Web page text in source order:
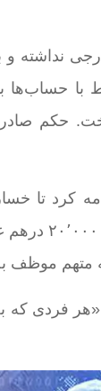
نداشته و
حساب‌ها
حکم
کرد تا
دادگاه مدنی
پرداخت آن
«هر